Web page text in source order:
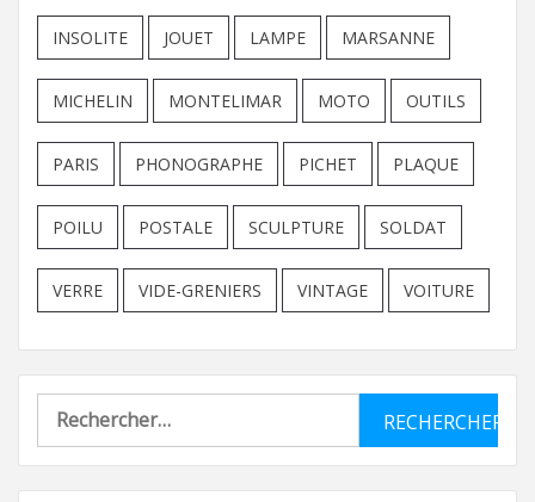
INSOLITE JOUET LAMPE MARSANNE
MICHELIN MONTELIMAR MOTO OUTILS
PARIS PHONOGRAPHE PICHET PLAQUE
POILU POSTALE SCULPTURE SOLDAT
VERRE VIDE-GRENIERS VINTAGE VOITURE
Rechercher :